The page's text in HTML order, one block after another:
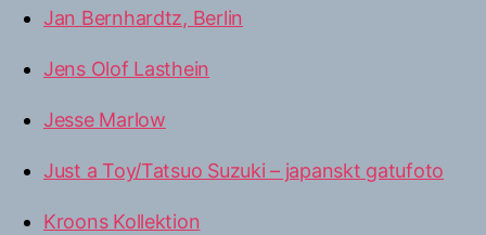
Jan Bernhardtz, Berlin
Jens Olof Lasthein
Jesse Marlow
Just a Toy/Tatsuo Suzuki – japanskt gatufoto
Kroons Kollektion